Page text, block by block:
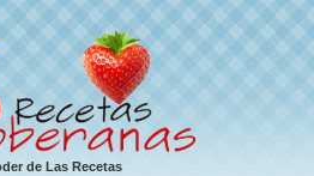
de Las Recetas